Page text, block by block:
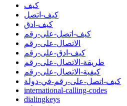
كيف
كيف-اتصل
كيف-ادق
كيف-اتصل-على-رقم
الاتصال-على-رقم
كيف-ادق-على-رقم
طريقة-الاتصال-على-رقم
كيفية-الاتصال-على-رقم
كيف-اتصل-على-رقم-في-دولة
international-calling-codes
dialingkeys